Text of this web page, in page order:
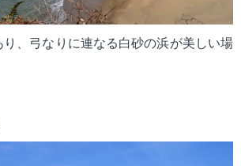
り、弓なりに連なる白砂の浜が美しい場